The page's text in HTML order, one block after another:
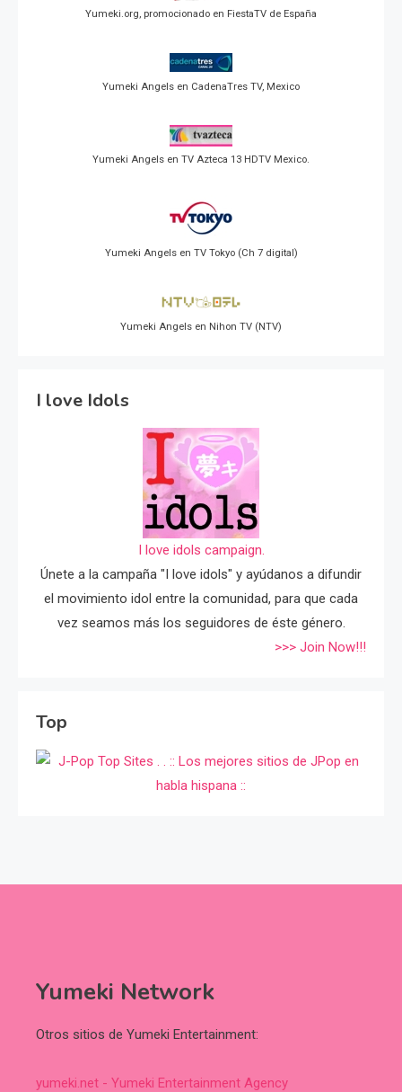
Yumeki.org, promocionado en FiestaTV de España
Yumeki Angels en CadenaTres TV, Mexico
Yumeki Angels en TV Azteca 13 HDTV Mexico.
Yumeki Angels en TV Tokyo (Ch 7 digital)
Yumeki Angels en Nihon TV (NTV)
I love Idols
I love idols campaign.
Únete a la campaña "I love idols" y ayúdanos a difundir
el movimiento idol entre la comunidad, para que cada
vez seamos más los seguidores de éste género.
>>> Join Now!!!
Top
Yumeki Network
Otros sitios de Yumeki Entertainment:
yumeki.net - Yumeki Entertainment Agency